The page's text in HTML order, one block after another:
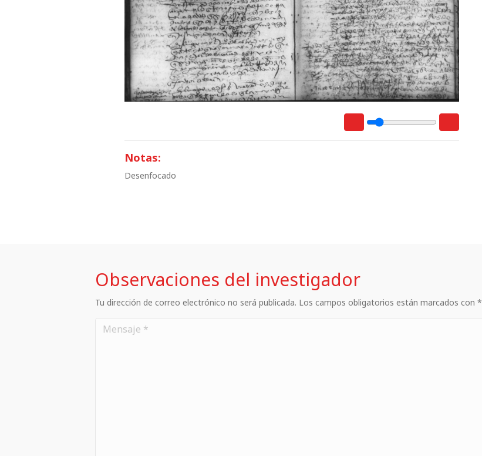
Notas:
Desenfocado
Observaciones del investigador
Tu dirección de correo electrónico no será publicada. Los campos obligatorios están marcados con *